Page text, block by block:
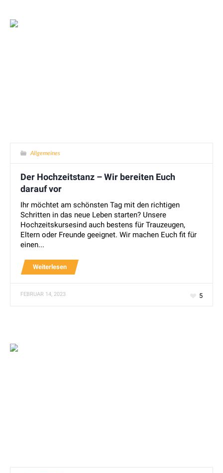
Allgemeines
Der Hochzeitstanz – Wir bereiten Euch
darauf vor
Ihr möchtet am schönsten Tag mit den richtigen
Schritten in das neue Leben starten? Unsere
Hochzeitskursesind auch bestens für Trauzeugen,
Eltern oder Freunde geeignet. Wir machen Euch fit für
einen...
Weiterlesen
5
FEBRUAR 14, 2023